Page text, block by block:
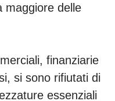
maggiore delle
finanziarie
si sono rifiutati di
essenziali